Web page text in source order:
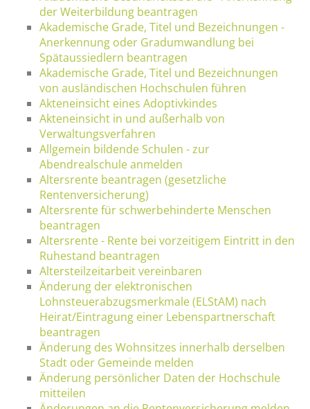
der Weiterbildung beantragen
Akademische Grade, Titel und Bezeichnungen -
Anerkennung oder Gradumwandlung bei
Spätaussiedlern beantragen
Akademische Grade, Titel und Bezeichnungen
von ausländischen Hochschulen führen
Akteneinsicht eines Adoptivkindes
Akteneinsicht in und außerhalb von
Verwaltungsverfahren
Allgemein bildende Schulen - zur
Abendrealschule anmelden
Altersrente beantragen (gesetzliche
Rentenversicherung)
Altersrente für schwerbehinderte Menschen
beantragen
Altersrente - Rente bei vorzeitigem Eintritt in den
Ruhestand beantragen
Altersteilzeitarbeit vereinbaren
Änderung der elektronischen
Lohnsteuerabzugsmerkmale (ELStAM) nach
Heirat/Eintragung einer Lebenspartnerschaft
beantragen
Änderung des Wohnsitzes innerhalb derselben
Stadt oder Gemeinde melden
Änderung persönlicher Daten der Hochschule
mitteilen